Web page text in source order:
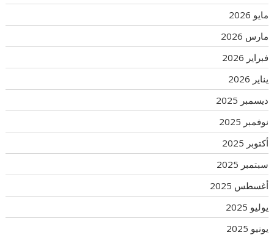
مايو 2026
مارس 2026
فبراير 2026
يناير 2026
ديسمبر 2025
نوفمبر 2025
أكتوبر 2025
سبتمبر 2025
أغسطس 2025
يوليو 2025
يونيو 2025